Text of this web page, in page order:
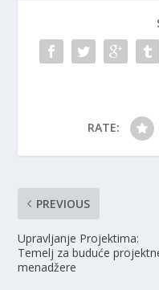
RATE:
PREVIOUS
Upravljanje Projektima:
Temelj za buduće
menadžere